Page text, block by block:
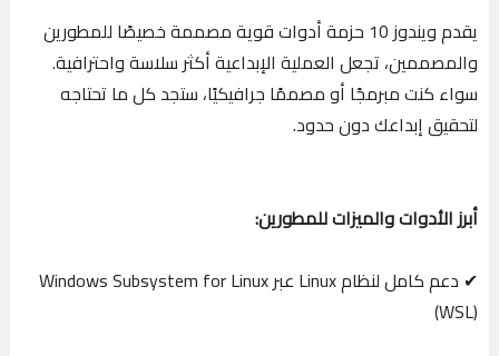
يقدم ويندوز 10 حزمة أدوات قوية مصممة خصيصًا للمطورين
والمصممين، تجعل العملية الإبداعية أكثر سلاسة واحترافية.
سواء كنت مبرمجًا أو مصممًا جرافيكيًا، ستجد كل ما تحتاجه
لتحقيق إبداعك دون حدود.
أبرز الأدوات والميزات للمطورين:
✔ دعم كامل لنظام Linux عبر Windows Subsystem for Linux
(WSL)